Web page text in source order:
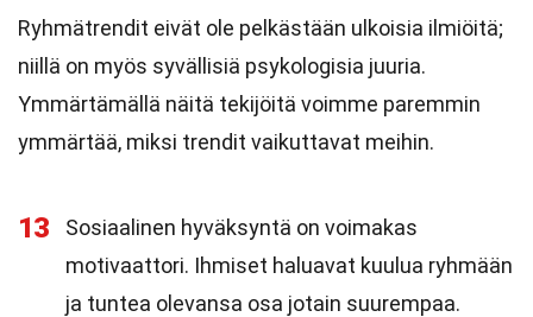
Ryhmätrendit eivät ole pelkästään ulkoisia ilmiöitä;
niillä on myös syvällisiä psykologisia juuria.
Ymmärtämällä näitä tekijöitä voimme paremmin
ymmärtää, miksi trendit vaikuttavat meihin.
13
Sosiaalinen hyväksyntä on voimakas
motivaattori. Ihmiset haluavat kuulua ryhmään
ja tuntea olevansa osa jotain suurempaa.